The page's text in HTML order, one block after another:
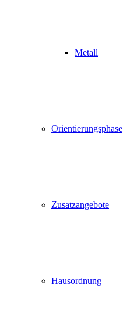
Metall
Orientierungsphase
Zusatzangebote
Hausordnung